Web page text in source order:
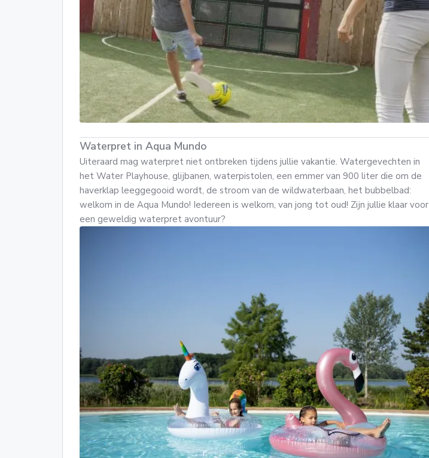
Waterpret in Aqua Mundo
Uiteraard mag waterpret niet ontbreken tijdens jullie vakantie. Watergevechten in
het Water Playhouse, glijbanen, waterpistolen, een emmer van 900 liter die om de
haverklap leeggegooid wordt, de stroom van de wildwaterbaan, het bubbelbad:
welkom in de Aqua Mundo! Iedereen is welkom, van jong tot oud! Zijn jullie klaar voor
een geweldig waterpret avontuur?